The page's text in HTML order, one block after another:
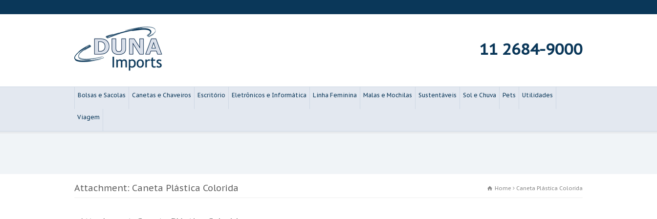
11 2684-9000
Bolsas e Sacolas Canetas e Chaveiros Escritório Eletrônicos e Informática Linha Feminina Malas e Mochilas Sustentáveis Sol e Chuva Pets Utilidades
Viagem
Attachment: Caneta Plástica Colorida Home Caneta Plástica Colorida